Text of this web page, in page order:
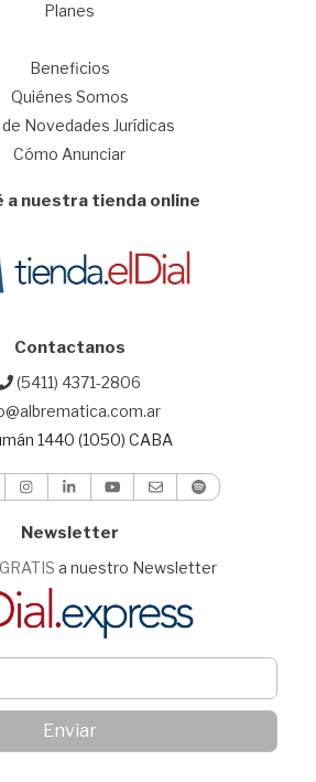
Planes
Beneficios
Quiénes Somos
Novedades Jurídicas
Cómo Anunciar
a nuestra tienda online
Contactanos
(5411) 4371-2806
1440 (1050) CABA
Newsletter
GRATIS a nuestro Newsletter